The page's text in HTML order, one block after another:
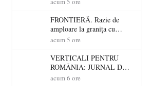
nu a avut niciodată permis
FRONTIERĂ. Razie de
amploare la granița cu
Ungaria! 800 de persoane și
verificate
acum 5 ore
VERTICALI PENTRU
ROMÂNIA: JURNAL DE
CĂLĂTORIE FIJET
acum 6 ore